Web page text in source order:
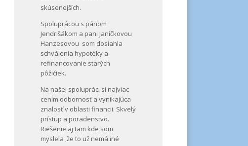
skúsenejších.
Spoluprácou s pánom
Jendrišákom a pani Janíčkovou
Hanzesovou som dosiahla
schválenia hypotéky a
refinancovanie starých
pôžičiek.
Na našej spolupráci si najviac
cením odbornosť a vynikajúca
znalosť v oblasti financii. Skvelý
prístup a poradenstvo.
Riešenie aj tam kde som
myslela ,že to už nemá iné